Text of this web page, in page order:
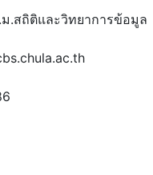
.สถิติและวิทยาการข้อมูล